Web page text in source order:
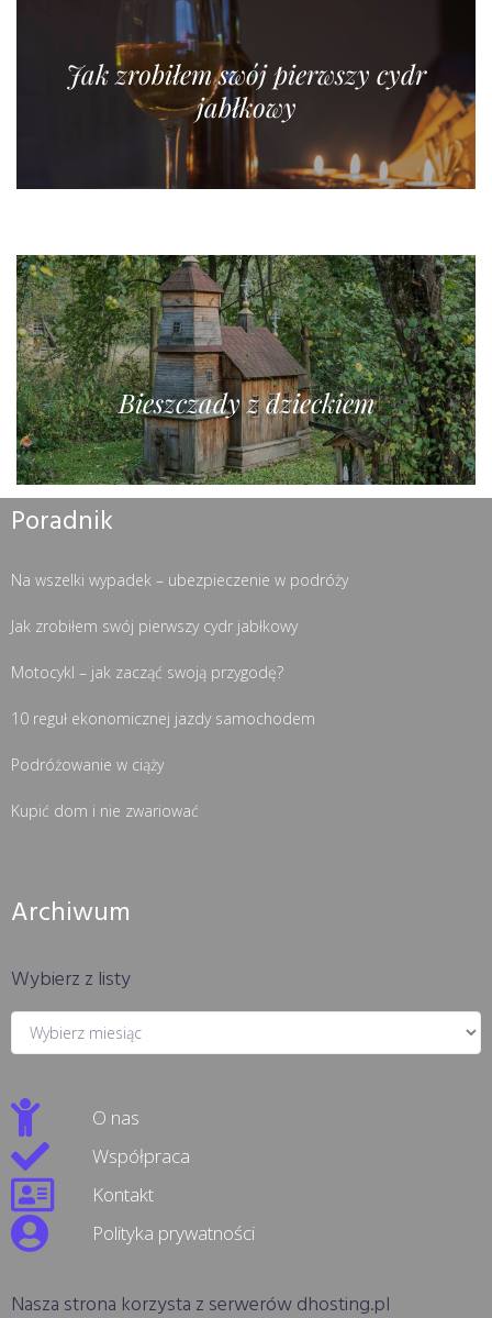
Jak zrobiłem swój pierwszy cydr
jabłkowy
Bieszczady z dzieckiem
Poradnik
Na wszelki wypadek – ubezpieczenie w podróży
Jak zrobiłem swój pierwszy cydr jabłkowy
Motocykl – jak zacząć swoją przygodę?
10 reguł ekonomicznej jazdy samochodem
Podróżowanie w ciąży
Kupić dom i nie zwariować
Archiwum
Wybierz z listy
O nas
Współpraca
Kontakt
Polityka prywatności
Nasza strona korzysta z serwerów dhosting.pl